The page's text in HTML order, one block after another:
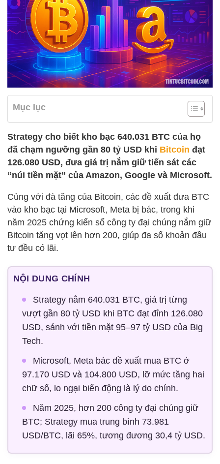
Mục lục
Strategy cho biết kho bạc 640.031 BTC của họ
đã chạm ngưỡng gần 80 tỷ USD khi Bitcoin đạt
126.080 USD, đưa giá trị nắm giữ tiến sát các
“núi tiền mặt” của Amazon, Google và Microsoft.
Cùng với đà tăng của Bitcoin, các đề xuất đưa BTC
vào kho bạc tại Microsoft, Meta bị bác, trong khi
năm 2025 chứng kiến số công ty đại chúng nắm giữ
Bitcoin tăng vọt lên hơn 200, giúp đa số khoản đầu
tư đều có lãi.
NỘI DUNG CHÍNH
Strategy nắm 640.031 BTC, giá trị từng
vượt gần 80 tỷ USD khi BTC đạt đỉnh 126.080
USD, sánh với tiền mặt 95–97 tỷ USD của Big
Tech.
Microsoft, Meta bác đề xuất mua BTC ở
97.170 USD và 104.800 USD, lỡ mức tăng hai
chữ số, lo ngại biến động là lý do chính.
Năm 2025, hơn 200 công ty đại chúng giữ
BTC; Strategy mua trung bình 73.981
USD/BTC, lãi 65%, tương đương 30,4 tỷ USD.